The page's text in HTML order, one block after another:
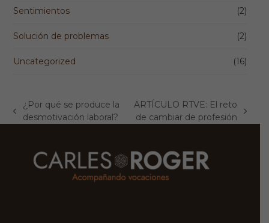
Sentimientos (2)
Solución de problemas (2)
Uncategorized (16)
previous
¿Por qué se produce la
desmotivación laboral?
next
ARTÍCULO RTVE: El reto
de cambiar de profesión